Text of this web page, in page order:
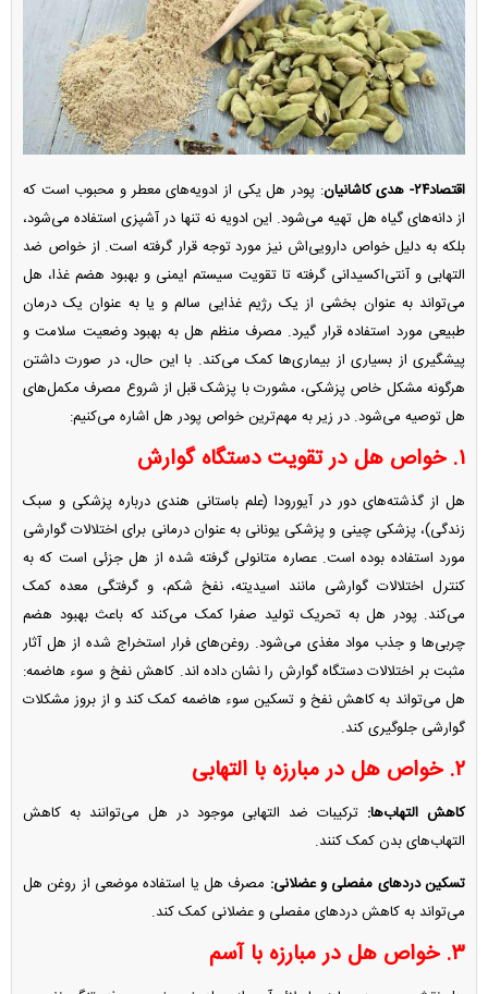
اقتصاد۲۴- هدی کاشانیان: پودر هل یکی از ادویه‌های معطر و محبوب است که
از دانه‌های گیاه هل تهیه می‌شود. این ادویه نه تنها در آشپزی استفاده می‌شود،
بلکه به دلیل خواص دارویی‌اش نیز مورد توجه قرار گرفته است. از خواص ضد
التهابی و آنتی‌اکسیدانی گرفته تا تقویت سیستم ایمنی و بهبود هضم غذا، هل
می‌تواند به عنوان بخشی از یک رژیم غذایی سالم و یا به عنوان یک درمان
طبیعی مورد استفاده قرار گیرد. مصرف منظم هل به بهبود وضعیت سلامت و
پیشگیری از بسیاری از بیماری‌ها کمک می‌کند. با این حال، در صورت داشتن
هرگونه مشکل خاص پزشکی، مشورت با پزشک قبل از شروع مصرف مکمل‌های
هل توصیه می‌شود. در زیر به مهم‌ترین خواص پودر هل اشاره می‌کنیم:
۱. خواص هل در تقویت دستگاه گوارش
هل از گذشته‌های دور در آیورودا (علم باستانی هندی درباره پزشکی و سبک
زندگی)، پزشکی چینی و پزشکی یونانی به عنوان درمانی برای اختلالات گوارشی
مورد استفاده بوده است. عصاره متانولی گرفته شده از هل جزئی است که به
کنترل اختلالات گوارشی مانند اسیدیته، نفخ شکم، و گرفتگی معده کمک
می‌کند. پودر هل به تحریک تولید صفرا کمک می‌کند که باعث بهبود هضم
چربی‌ها و جذب مواد مغذی می‌شود. روغن‌های فرار استخراج شده از هل آثار
مثبت بر اختلالات دستگاه گوارش را نشان داده اند. کاهش نفخ و سوء هاضمه:
هل می‌تواند به کاهش نفخ و تسکین سوء هاضمه کمک کند و از بروز مشکلات
گوارشی جلوگیری کند.
۲. خواص هل در مبارزه با التهابی
کاهش التهاب‌ها: ترکیبات ضد التهابی موجود در هل می‌توانند به کاهش
التهاب‌های بدن کمک کنند.
تسکین درد‌های مفصلی و عضلانی: مصرف هل یا استفاده موضعی از روغن هل
می‌تواند به کاهش درد‌های مفصلی و عضلانی کمک کند.
۳. خواص هل در مبارزه با آسم